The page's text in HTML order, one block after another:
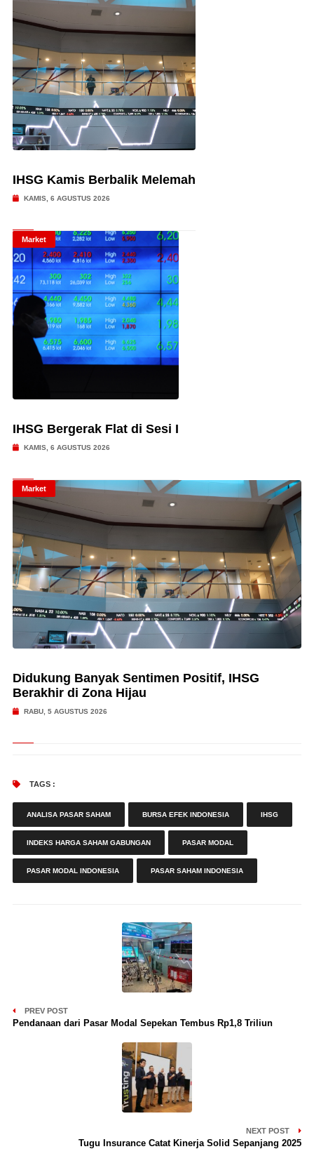
IHSG Kamis Berbalik Melemah
KAMIS, 6 AGUSTUS 2026
Market
IHSG Bergerak Flat di Sesi I
KAMIS, 6 AGUSTUS 2026
Market
Didukung Banyak Sentimen Positif, IHSG
Berakhir di Zona Hijau
RABU, 5 AGUSTUS 2026
TAGS :
ANALISA PASAR SAHAM BURSA EFEK INDONESIA IHSG
INDEKS HARGA SAHAM GABUNGAN PASAR MODAL
PASAR MODAL INDONESIA PASAR SAHAM INDONESIA
PREV POST
Pendanaan dari Pasar Modal Sepekan Tembus Rp1,8 Triliun
NEXT POST
Tugu Insurance Catat Kinerja Solid Sepanjang 2025